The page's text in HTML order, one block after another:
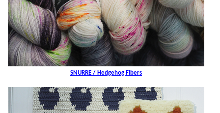
SNURRE / Hedgehog Fibers